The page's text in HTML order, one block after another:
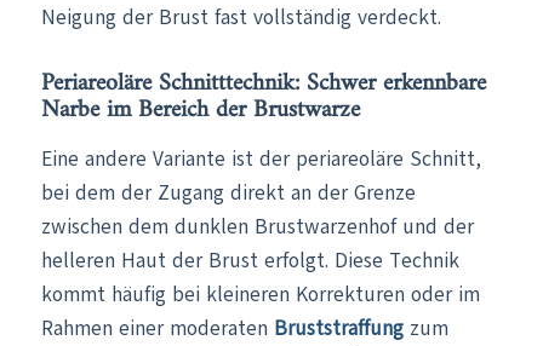
Neigung der Brust fast vollständig verdeckt.
Periareoläre Schnitttechnik: Schwer erkennbare
Narbe im Bereich der Brustwarze
Eine andere Variante ist der periareoläre Schnitt,
bei dem der Zugang direkt an der Grenze
zwischen dem dunklen Brustwarzenhof und der
helleren Haut der Brust erfolgt. Diese Technik
kommt häufig bei kleineren Korrekturen oder im
Rahmen einer moderaten Bruststraffungzum